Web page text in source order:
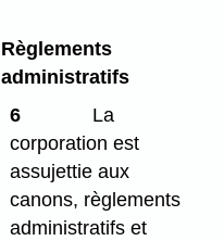
Règlements
administratifs
6
La
corporation est
assujettie aux
canons, règlements
administratifs et